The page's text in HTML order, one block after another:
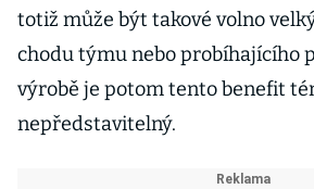
totiž může být takové volno
chodu týmu nebo probíhajícího
výrobě je potom tento benefit
nepředstavitelný.